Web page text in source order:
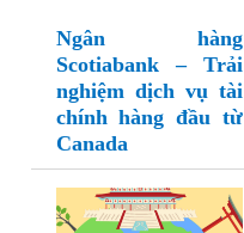
Ngân hàng
Scotiabank – Trải
nghiệm dịch vụ tài
chính hàng đầu từ
Canada